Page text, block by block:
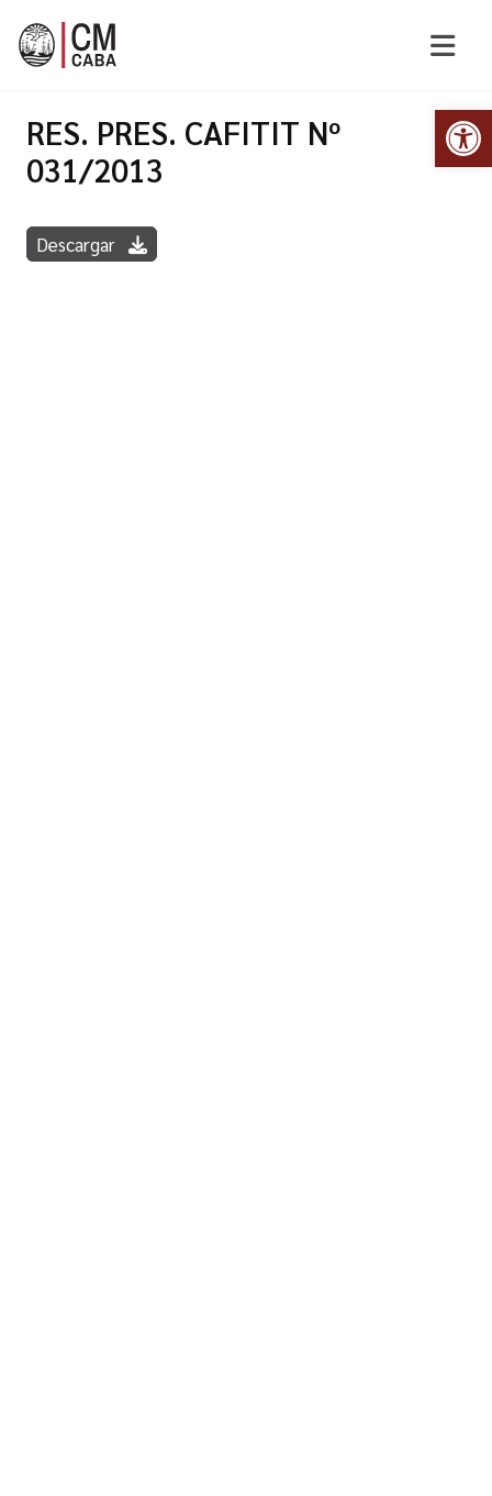
RES. PRES. CAFITIT Nº
031/2013
Descargar